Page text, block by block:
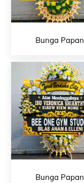
Bunga Papan
Bunga Papan